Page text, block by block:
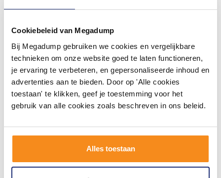
Cookiebeleid van Megadump
Bij Megadump gebruiken we cookies en vergelijkbare
technieken om onze website goed te laten functioneren,
je ervaring te verbeteren, en gepersonaliseerde inhoud en
advertenties aan te bieden. Door op 'Alle cookies
toestaan' te klikken, geef je toestemming voor het
gebruik van alle cookies zoals beschreven in ons beleid.
Alles toestaan
Vóór 14:00 besteld,
204,49
169,00
Meer info Meer info
#mijndroombadkamer
Wij geloven in de kracht van delen. Deel jouw
en tag @megadumpnl. Samen bouwen we een